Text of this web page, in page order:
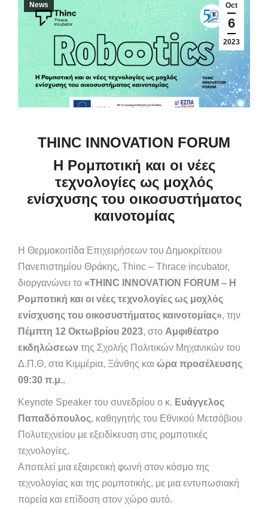
Oct
6
2023
News
ΤHINC INNOVATION FORUM
Η Ρομποτική και οι νέες
τεχνολογίες ως μοχλός
ενίσχυσης του οικοσυστήματος
καινοτομίας
Η Θερμοκοιτίδα Επιχειρήσεων του Δημοκρίτειου
Πανεπιστημίου Θράκης, Thinc – Thrace incubator,
διοργανώνει το «ΤHINC INNOVATION FORUM – Η
Ρομποτική και οι νέες τεχνολογίες ως μοχλός
ενίσχυσης του οικοσυστήματος καινοτομίας», την
Πέμπτη 12 Οκτωβρίου 2023, στο Αμφιθέατρο
εκδηλώσεων της Σχολής Πολιτικών Μηχανικών του
Δ.Π.Θ, στα Κιμμέρια, Ξάνθης και ώρα προσέλευσης
09:30 π.μ..
Keynote Speaker του συνεδρίου ο κ. Ευάγγελος
Παπαδόπουλος, καθηγητής του Εθνικού Μετσόβιου
Πολυτεχνείου με εξειδίκευση στις ρομποτικές
τεχνολογίες.
Aποτελεί μια εξαιρετική φωνή στον κόσμο της
τεχνολογίας και της ρομποτικής, με μια εντυπωσιακή
πορεία και επίδοση στον χώρο αυτό.